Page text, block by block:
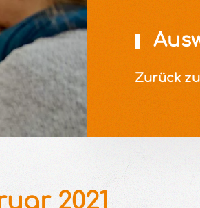
Zurück
2021